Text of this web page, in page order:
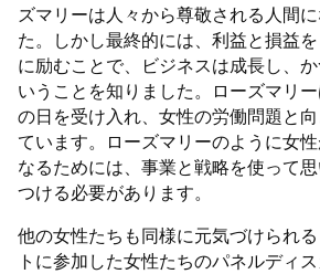
ズマリーは人々から尊敬される人間
た。しかし最終的には、利益と損益
に励むことで、ビジネスは成長し、
いうことを知りました。ローズマリ
の日を受け入れ、女性の労働問題と
ています。ローズマリーのように女
なるためには、事業と戦略を使って
つける必要があります。
他の女性たちも同様に元気づけられ
トに参加した女性たちのパネルディ